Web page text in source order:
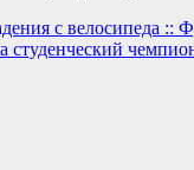
с велосипеда ::
студенческий